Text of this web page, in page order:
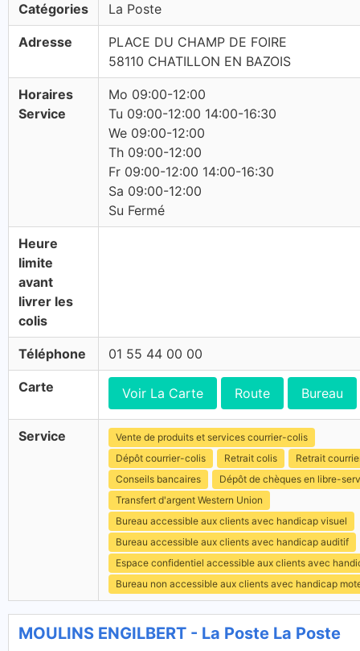
Catégories La Poste
Adresse
PLACE DU CHAMP DE FOIRE
58110 CHATILLON EN BAZOIS
Horaires
Service
Mo 09:00-12:00
Tu 09:00-12:00 14:00-16:30
We 09:00-12:00
Th 09:00-12:00
Fr 09:00-12:00 14:00-16:30
Sa 09:00-12:00
Su Fermé
Heure
limite
avant
livrer les
colis
Téléphone 01 55 44 00 00
Carte Voir La Carte Route Bureau
Service
Vente de produits et services courrier-colis
Dépôt courrier-colis
Retrait colis
Retrait
Conseils bancaires
Dépôt de chèques en libre-
Transfert d'argent Western Union
Bureau accessible aux clients avec handicap visuel
Bureau accessible aux clients avec handicap auditif
Espace confidentiel accessible aux clients avec
Bureau non accessible aux clients avec handicap
MOULINS ENGILBERT - La Poste La Poste